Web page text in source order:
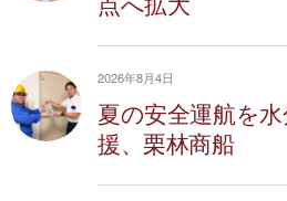
2026年8月4日
夏の安全運航を
援、栗林商船